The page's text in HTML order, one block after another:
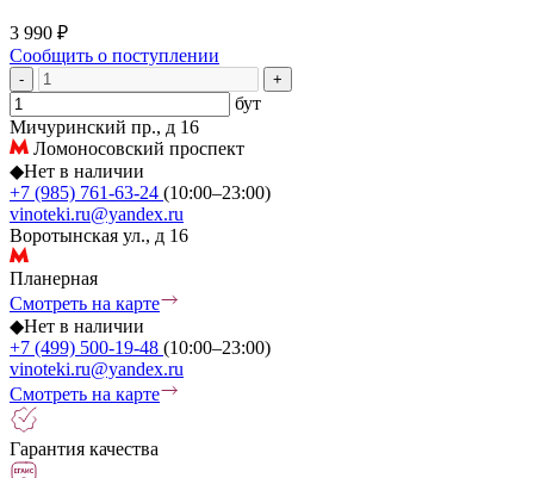
3 990 ₽
Сообщить о поступлении
- +
бут
Мичуринский пр., д 16
Ломоносовский проспект
◆Нет в наличии
+7 (985) 761-63-24 (10:00–23:00)
vinoteki.ru@yandex.ru
Воротынская ул., д 16
Планерная
Смотреть на карте
◆Нет в наличии
+7 (499) 500-19-48 (10:00–23:00)
vinoteki.ru@yandex.ru
Смотреть на карте
Гарантия качества